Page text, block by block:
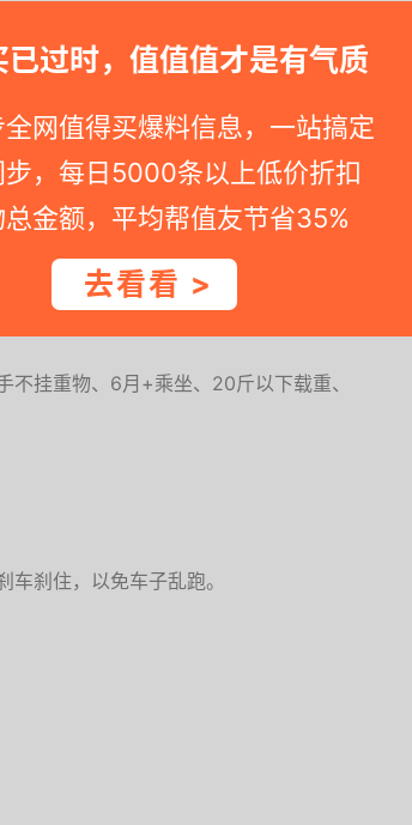
已过时，值值值才是有气质
网值得买爆料信息，一站搞定
步，每日5000条以上低价折扣
金额，平均帮值友节省35%
去看看 >
婴儿推车细节图
buggy标识，遮阳伞是nano标
挂重物、6月+乘坐、20斤以下载重、
刹住，以免车子乱跑。